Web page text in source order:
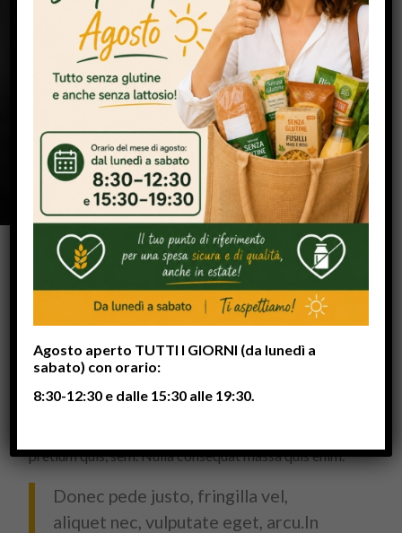
45
Minutes
WHAT WE DO IN THIS CLASS:
Lorem ipsum dolor sit amet, consectetuer adipiscing
elit. Aenean commodo ligula eget dolor. Aenean
massa. Cum sociis natoque penatibus et magnis dis
parturient montes, nascetur ridiculus mus.
pretium quis, sem. Nulla consequat massa quis enim.
Donec pede justo, fringilla vel,
aliquet nec, vulputate eget, arcu.In
Agosto aperto TUTTI I GIORNI (da lunedì a
sabato) con orario:
8:30-12:30 e dalle 15:30 alle 19:30.